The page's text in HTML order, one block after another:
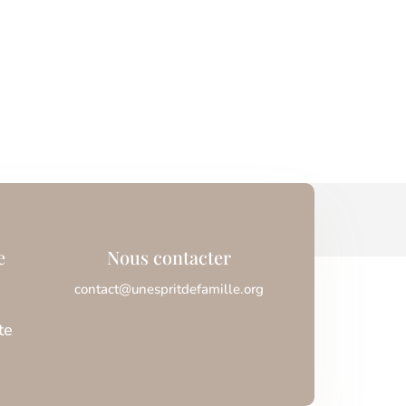
Nous contacter
contact@unespritdefamille.org